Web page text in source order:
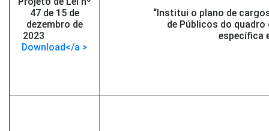
47 de 15 de
dezembro de
2023
Download</a >
“Institui o plano de
de Públicos do quadro
específica